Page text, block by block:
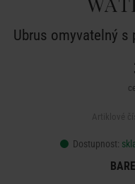
Ubrus omyvatelný s
Dostupnost: